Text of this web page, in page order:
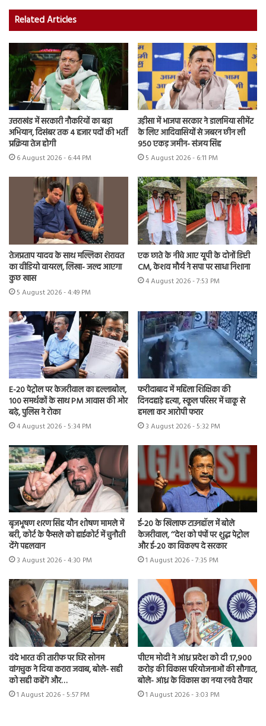
Related Articles
उत्तराखंड में सरकारी नौकरियों का बड़ा
अभियान, दिसंबर तक 4 हजार पदों की भर्ती
प्रक्रिया तेज होगी
6 August 2026 - 6:44 PM
उड़ीसा में भाजपा सरकार ने डालमिया सीमेंट
के लिए आदिवासियों से जबरन छीन ली
950 एकड़ जमीन- संजय सिंह
5 August 2026 - 6:11 PM
तेजप्रताप यादव के साथ मल्लिका शेरावत
का वीडियो वायरल, लिखा- जल्द आएगा
कुछ खास
5 August 2026 - 4:49 PM
एक छाते के नीचे आए यूपी के दोनों डिप्टी
CM, केशव मौर्य ने सपा पर साधा निशाना
4 August 2026 - 7:53 PM
E-20 पेट्रोल पर केजरीवाल का हल्लाबोल,
100 समर्थकों के साथ PM आवास की ओर
बढ़े, पुलिस ने रोका
4 August 2026 - 5:34 PM
फरीदाबाद में महिला शिक्षिका की
दिनदहाड़े हत्या, स्कूल परिसर में चाकू से
हमला कर आरोपी फरार
3 August 2026 - 5:32 PM
बृजभूषण शरण सिंह यौन शोषण मामले में
बरी, कोर्ट के फैसले को हाईकोर्ट में चुनौती
देंगे पहलवान
3 August 2026 - 4:30 PM
ई-20 के खिलाफ टाउनहॉल में बोले
केजरीवाल, ‘‘देश को पंपों पर शुद्ध पेट्रोल
और ई-20 का विकल्प दे सरकार
1 August 2026 - 7:35 PM
वंदे भारत की तारीफ पर घिरे सोनम
वांगचुक ने दिया करारा जवाब, बोले- सही
को सही कहेंगे और…
1 August 2026 - 5:57 PM
पीएम मोदी ने आंध्र प्रदेश को दी 17,900
करोड़ की विकास परियोजनाओं की सौगात,
बोले- आंध्र के विकास का नया रनवे तैयार
1 August 2026 - 3:03 PM